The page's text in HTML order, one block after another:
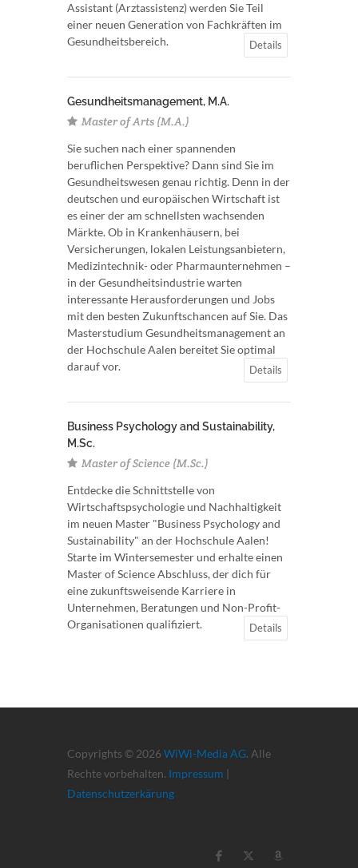
Assistant (Arztassistenz) werden Sie Teil
einer neuen Generation von Fachkräften im
Gesundheitsbereich.
Details
Gesundheitsmanagement, M.A.
Master of Arts (M.A.)
Sie suchen nach einer spannenden
beruflichen Perspektive? Dann sind Sie im
Gesundheitswesen genau richtig. Denn in der
deutschen und europäischen Wirtschaft ist
es einer der am schnellsten wachsenden
Märkte. Ob in Krankenhäusern, bei
Versicherungen, lokalen Leistungsanbietern,
Medizintechnik- oder Pharmaunternehmen –
in der Gesundheitsindustrie warten
interessante Herausforderungen und Jobs
mit den besten Zukunftschancen auf Sie. Das
Masterstudium Gesundheitsmanagement an
der Hochschule Aalen bereitet Sie optimal
darauf vor.
Details
Business Psychology and Sustainability,
M.Sc.
Master of Science (M.Sc.)
Entdecke die Schnittstelle von
Wirtschaftspsychologie und Nachhaltigkeit
im neuen Master "Business Psychology and
Sustainability" an der Hochschule Aalen!
Starte im Wintersemester und erhalte einen
Master of Science Abschluss, der dich für
eine zukunftsweisende Karriere in
Unternehmen, Beratungen und Non-Profit-
Organisationen qualifiziert.
Details
Copyrights © 2026 WiWi-Media AG. Alle
Rechte vorbehalten. Impressum |
Datenschutzerkärung